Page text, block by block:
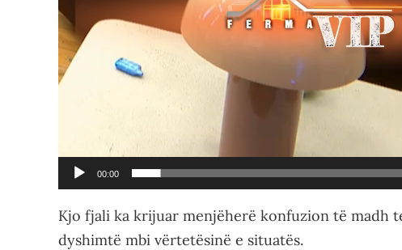
00:00
Kjo fjali ka krijuar menjëherë konfuzion të madh
dyshimtë mbi vërtetësinë e situatës.